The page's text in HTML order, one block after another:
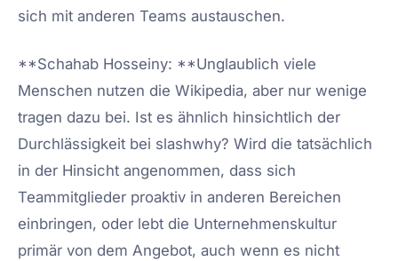
sich mit anderen Teams austauschen.
**Schahab Hosseiny: **Unglaublich viele
Menschen nutzen die Wikipedia, aber nur wenige
tragen dazu bei. Ist es ähnlich hinsichtlich der
Durchlässigkeit bei slashwhy? Wird die tatsächlich
in der Hinsicht angenommen, dass sich
Teammitglieder proaktiv in anderen Bereichen
einbringen, oder lebt die Unternehmenskultur
primär von dem Angebot, auch wenn es nicht